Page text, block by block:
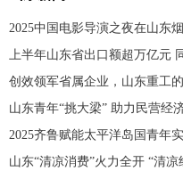
2025中国电影导演之夜在山东
上半年山东省出口额超万亿元
创效领军省属企业，山东重工
山东青年“挑大梁” 助力民营经
2025齐鲁赋能太平洋岛国青年
山东“清凉消费”火力全开 “清凉